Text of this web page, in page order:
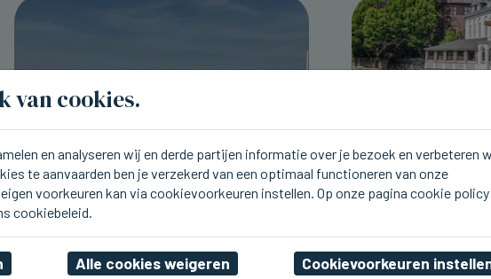
KNOKKE-HEIST
1,1 miljoen bezoekers in
juli naar Knokke-Heist
vr 07 augustus 2026, 00:25
BRUGGE
Brugge
850.000
do 06 augustus 2026,
van cookies.
en analyseren wij en derde partijen informatie over je bezoek en verbeteren
te aanvaarden ben je verzekerd van een optimaal functioneren van onze
voorkeuren kan via cookievoorkeuren instellen. Op onze pagina cookie policy
cookiebeleid.
Alle cookies weigeren Cookievoorkeuren